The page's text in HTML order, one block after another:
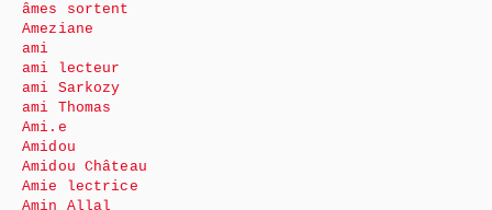
âmes sortent
Ameziane
ami
ami lecteur
ami Sarkozy
ami Thomas
Ami.e
Amidou
Amidou Château
Amie lectrice
Amin Allal